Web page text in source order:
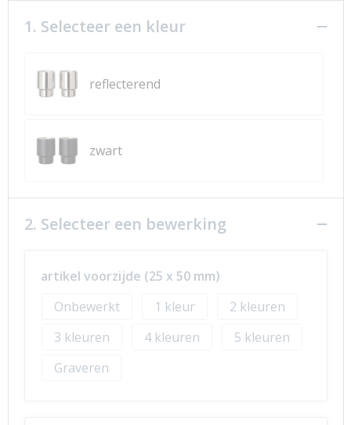
1. Selecteer een kleur
reflecterend
zwart
2. Selecteer een bewerking
artikel voorzijde (25 x 50 mm)
Onbewerkt
1
2
3
4
5
Graveren